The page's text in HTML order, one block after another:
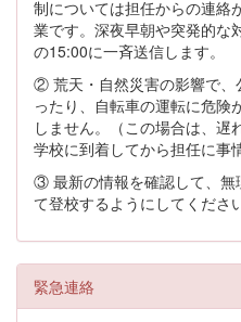
制については担任からの連絡
業です。深夜早朝や突発的な
の15:00に一斉送信します。
② 荒天・自然災害の影響で、
ったり、自転車の運転に危険
しません。（この場合は、遅
学校に到着してから担任に事
③ 最新の情報を確認して、無
て登校するようにしてくださ
緊急連絡